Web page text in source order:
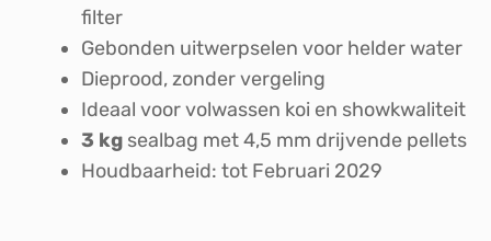
filter
Gebonden uitwerpselen voor helder water
Dieprood, zonder vergeling
Ideaal voor volwassen koi en showkwaliteit
3 kg sealbag met 4,5 mm drijvende pellets
Houdbaarheid: tot Februari 2029